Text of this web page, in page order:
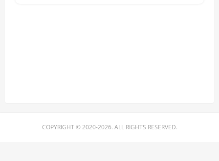
COPYRIGHT © 2020-2026. ALL RIGHTS RESERVED.